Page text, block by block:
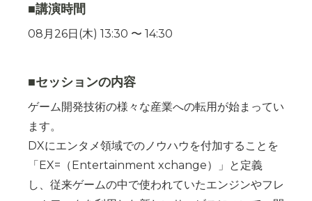
■講演時間
08月26日(木) 13:30 〜 14:30
■セッションの内容
ゲーム開発技術の様々な産業への転用が始まってい
ます。
DXにエンタメ領域でのノウハウを付加することを
「EX=（Entertainment xchange）」と定義
し、従来ゲームの中で使われていたエンジンやフレ